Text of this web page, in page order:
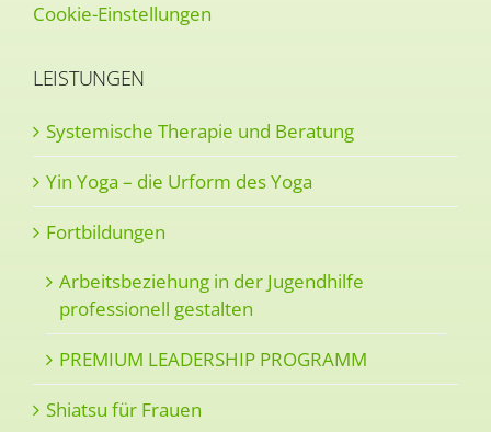
Cookie-Einstellungen
LEISTUNGEN
Systemische Therapie und Beratung
Yin Yoga – die Urform des Yoga
Fortbildungen
Arbeitsbeziehung in der Jugendhilfe
professionell gestalten
PREMIUM LEADERSHIP PROGRAMM
Shiatsu für Frauen